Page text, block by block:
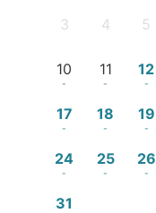
3 4 5
10
-
11
-
12
-
17
-
18
-
19
-
24
-
25
-
26
-
31